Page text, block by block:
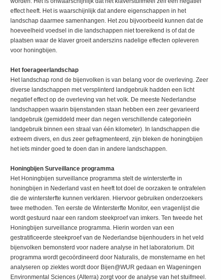
effect heeft. Het is waarschijnlijk dat andere eigenschappen in het
landschap daarmee samenhangen. Het zou bijvoorbeeld kunnen dat de
hoeveelheid voedsel in die landschappen niet toereikend is of dat de
plaatsen waar de klaver groeit anderszins nadelige effecten opleveren
voor honingbijen.
Het foerageerlandschap
Het landschap rond de bijenvolken is van belang voor de overleving. Zeer
diverse landschappen met versplinterd landgebruik hadden een licht
negatief effect op de overleving van het volk. De meeste Nederlandse
landschappen waarin bijenstanden staan hebben een zeer gevarieerd
landgebruik (gemiddeld meer dan negen verschillende categorieën
landgebruik binnen een straal van één kilometer). In landschappen die
extreem divers, en dus zeer gefragmenteerd, zijn bleken de honingbijen
het iets minder goed te doen dan in andere landschappen.
Honingbijen Surveillance programma
Het Honingbijen surveillance programma stelt de wintersterfte in
honingbijen in Nederland vast en heeft tot doel de oorzaken te ontrafelen
die de wintersterfte kunnen verklaren. Hiervoor gebruiken onderzoekers
twee methoden. Ten eerste de Wintersterfte Monitor, een vragenlijst die
wordt gestuurd naar een random steekproef van imkers. Ten tweede het
Honingbijen surveillance programma. Hierin worden van een
gestratificeerde steekproef van de Nederlandse bijenhouders in het veld
bijenvolken bemonsterd voor nadere analyse in het laboratorium. Dit
programma wordt gecoördineerd door Naturalis, de monstername en het
analyseren op ziektes wordt door Bijen@WUR gedaan en Wageningen
Environmental Sciences (Alterra) zorgt voor de analyse van het stuifmeel.